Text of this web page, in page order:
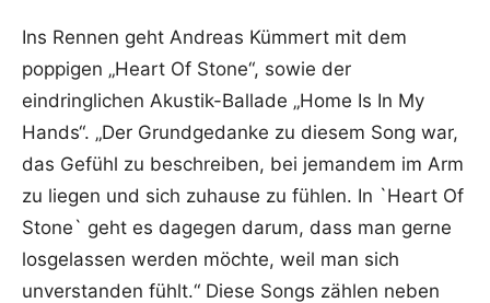
Ins Rennen geht Andreas Kümmert mit dem
poppigen „Heart Of Stone“, sowie der
eindringlichen Akustik-Ballade „Home Is In My
Hands“. „Der Grundgedanke zu diesem Song war,
das Gefühl zu beschreiben, bei jemandem im Arm
zu liegen und sich zuhause zu fühlen. In `Heart Of
Stone` geht es dagegen darum, dass man gerne
losgelassen werden möchte, weil man sich
unverstanden fühlt.“ Diese Songs zählen neben